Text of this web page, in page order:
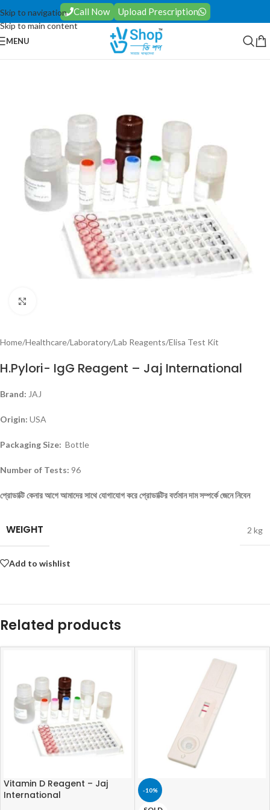
Skip to navigation
Skip to main content
Call Now Upload Prescription
MENU
Home/Healthcare/Laboratory/Lab Reagents/Elisa Test Kit
H.Pylori- IgG Reagent – Jaj International
Brand: JAJ
Origin: USA
Packaging Size: Bottle
Number of Tests: 96
প্রোডাক্টিকেনারআগেআমাদেরসাথেযোগাযোগকরেপ্রোডাক্টিরবর্তমানদামসম্পর্কেজেনেনিবেন
WEIGHT 2 kg
Add to wishlist
Related products
Vitamin D Reagent – Jaj
International
-10%